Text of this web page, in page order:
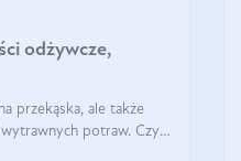
odżywcze,
przekąska, ale także
potraw. Czy